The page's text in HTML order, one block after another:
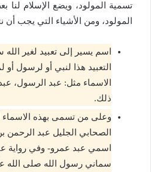
تسمية المولود، ويضع الإسلام لنا
المولود، ومن الأشياء التي يجب أن
اسم يسير إلى تعبيد لغير
التعبيد هذا لنبي أو لرسول أو
الاسماء مثل: عبد الرسول، عبد
ذلك.
وعلى من تسمى بهذه الاسماء
الصحابي الجليل عبد
اسمي عبد عمرو- وفي رواية
سماني رسول الله صلى الله